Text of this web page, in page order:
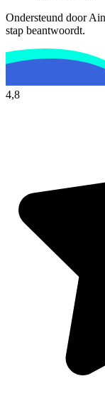
Ondersteund door
stap beantwoordt.
4,8